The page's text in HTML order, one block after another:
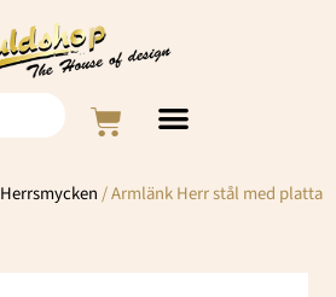
Varukorg
Herrsmycken/ Armlänk Herr stål med platta